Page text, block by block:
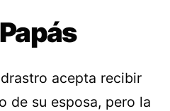
acepta recibir
de su esposa, pero la